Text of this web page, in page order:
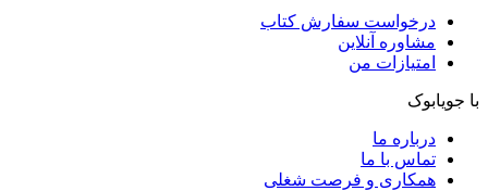
درخواست سفارش کتاب
مشاوره آنلاین
امتیازات من
با جویابوک
درباره ما
تماس با ما
همکاری و فرصت شغلی